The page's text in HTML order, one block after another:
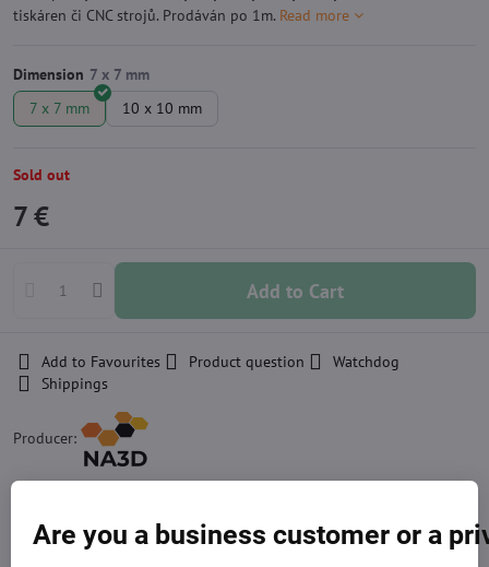
tiskáren či CNC strojů. Prodáván po 1m. Read more
Dimension
7 x 7 mm
10 x 10 mm
Sold out
7 €
Add to Cart
Add to Favourites Product question
Watchdog
Shippings
Producer:
Approximation of price, the exact amount is at the end of the
Are you a business customer or a